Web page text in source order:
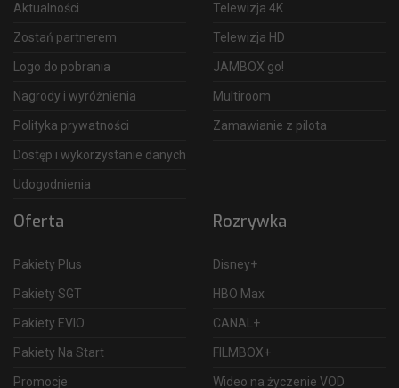
Aktualności
Zostań partnerem
Logo do pobrania
Nagrody i wyróżnienia
Polityka prywatności
Dostęp i wykorzystanie danych
Udogodnienia
Telewizja 4K
Telewizja HD
JAMBOX go!
Multiroom
Zamawianie z pilota
Oferta
Pakiety Plus
Pakiety SGT
Pakiety EVIO
Pakiety Na Start
Promocje
Rozrywka
Disney+
HBO Max
CANAL+
FILMBOX+
Wideo na życzenie VOD